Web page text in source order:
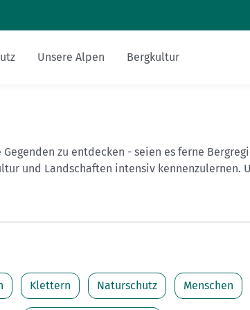
Unsere Alpen Bergkultur
Trinkenzu entdecken - seien es ferne
und Landschaften intensiv kennenzulernen.
Klettern Naturschutz Menschen